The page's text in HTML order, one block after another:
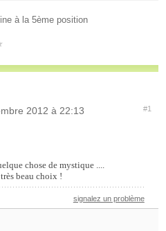
à la 5ème position
2012 à 22:13 #1
chose de mystique ....
beau choix !
signalez un problème